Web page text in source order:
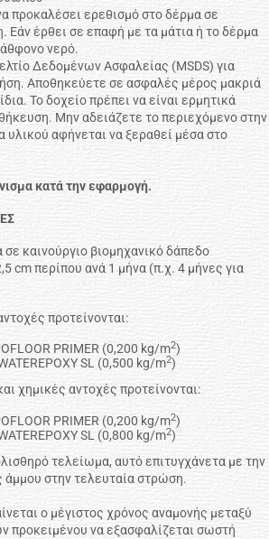
προκαλέσει ερεθισμό στο δέρμα σε
Εάν έρθει σε επαφή με τα μάτια ή το δέρμα
νερό.
Δεδομένων Ασφαλείας (MSDS) για
Αποθηκεύετε σε ασφαλές μέρος μακριά
Το δοχείο πρέπει να είναι ερμητικά
Μην αδειάζετε το περιεχόμενο στην
υλικού αφήνεται να ξεραθεί μέσα στο
κατά την εφαρμογή.
καινούργιο βιομηχανικό δάπεδο
cm περίπου ανά 1 μήνα (π.χ. 4 μήνες για
προτείνονται:
PRIMER (0,200 kg/m2)
SL (0,500 kg/m2)
χημικές αντοχές προτείνονται:
PRIMER (0,200 kg/m2)
SL (0,800 kg/m2)
τελείωμα, αυτό επιτυγχάνετα με την
άμμου στην τελευταία στρώση.
ο μέγιστος χρόνος αναμονής μεταξύ
προκειμένου να εξασφαλίζεται σωστή